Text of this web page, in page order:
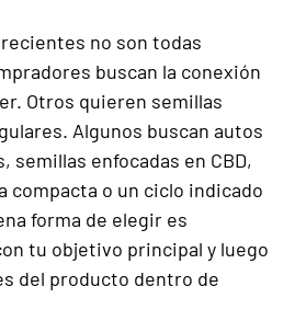
no son todas
buscan la conexión
Otros quieren semillas
Algunos buscan autos
semillas enfocadas en CBD,
compacta o un ciclo indicado
forma de elegir es
tu objetivo principal y luego
del producto dentro de